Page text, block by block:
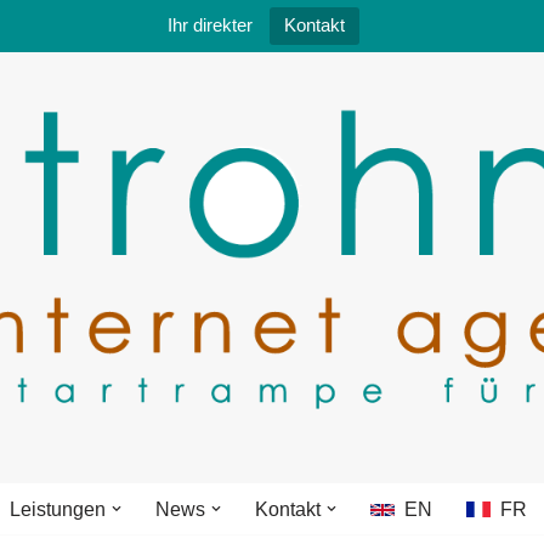
Ihr direkter Kontakt
Leistungen News Kontakt EN FR